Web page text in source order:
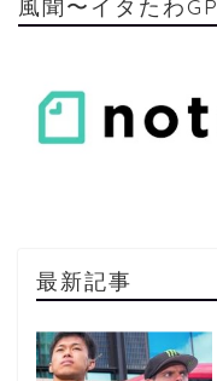
風聞〜イタたわGP
最新記事